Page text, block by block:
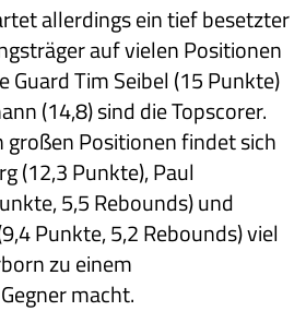
allerdings ein tief besetzter
auf vielen Positionen
Guard Tim Seibel (15 Punkte)
(14,8) sind die Topscorer.
großen Positionen findet sich
(12,3 Punkte), Paul
5,5 Rebounds) und
Punkte, 5,2 Rebounds) viel
zu einem
macht.